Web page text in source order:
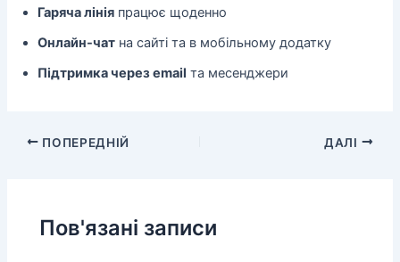
Гаряча лінія працює щоденно
Онлайн-чат на сайті та в мобільному додатку
Підтримка через email та месенджери
ПОПЕРЕДНІЙ ДАЛІ
Пов'язані записи